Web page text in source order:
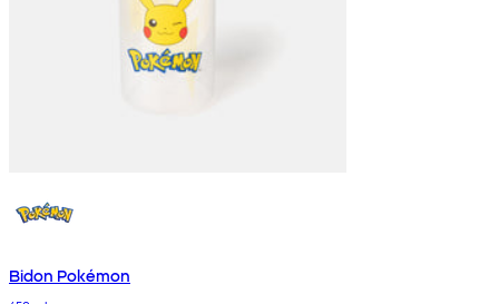
Bidon Pokémon